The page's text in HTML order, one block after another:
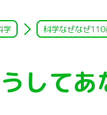
学 科学なぜなぜ110
して